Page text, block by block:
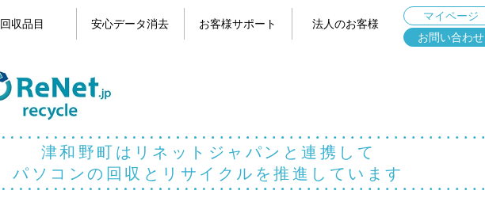
回収品目 安心データ消去 お客様サポート 法人のお客様
マイページ
お問い合わせ
津和野町はリネットジャパンと連携して
パソコンの回収とリサイクルを推進しています